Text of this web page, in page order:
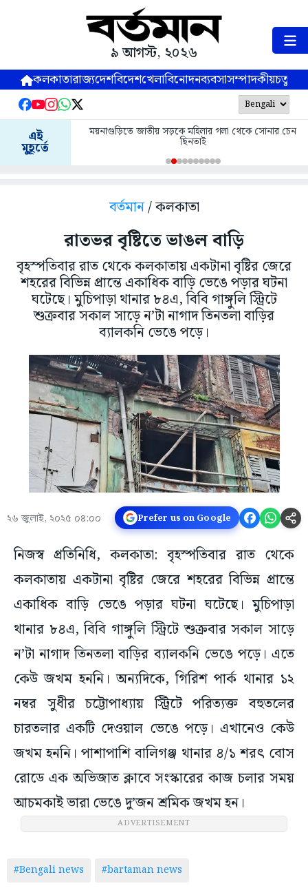
৯ আগস্ট, ২০২৬
কলকাতারাজ্যদেশবিদেশখেলাবিনোদনব্যবসাসম্পাদকীয়
এই
মুহূর্তে
ময়নাগুড়িতে জাতীয় সড়কে মহিলার গলা থেকে সোনার চেন
ছিনতাই
বর্তমান/ কলকাতা
রাতভর বৃষ্টিতে ভাঙল বাড়ি
বৃহস্পতিবার রাত থেকে কলকাতায় একটানা বৃষ্টির জেরে
শহরের বিভিন্ন প্রান্তে একাধিক বাড়ি ভেঙে পড়ার ঘটনা
ঘটেছে। মুচিপাড়া থানার ৮৪এ, বিবি গাঙ্গুলি স্ট্রিটে
শুক্রবার সকাল সাড়ে ন’টা নাগাদ তিনতলা বাড়ির
ব্যালকনি ভেঙে পড়ে।
২৬ জুলাই, ২০২৫ ০৪:০০ Prefer us on Google
নিজস্ব প্রতিনিধি, কলকাতা: বৃহস্পতিবার রাত থেকে
কলকাতায় একটানা বৃষ্টির জেরে শহরের বিভিন্ন প্রান্তে
একাধিক বাড়ি ভেঙে পড়ার ঘটনা ঘটেছে। মুচিপাড়া
থানার ৮৪এ, বিবি গাঙ্গুলি স্ট্রিটে শুক্রবার সকাল সাড়ে
ন’টা নাগাদ তিনতলা বাড়ির ব্যালকনি ভেঙে পড়ে। এতে
কেউ জখম হননি। অন্যদিকে, গিরিশ পার্ক থানার ১২
নম্বর সুধীর চট্টোপাধ্যায় স্ট্রিটে পরিত্যক্ত বহুতলের
চারতলার একটি দেওয়াল ভেঙে পড়ে। এখানেও কেউ
জখম হননি। পাশাপাশি বালিগঞ্জ থানার ৪/১ শরৎ বোস
রোডে এক অভিজাত ক্লাবে সংস্কারের কাজ চলার সময়
আচমকাই ভারা ভেঙে দু’জন শ্রমিক জখম হন।
ADVERTISEMENT
#Bengali news #bartaman news